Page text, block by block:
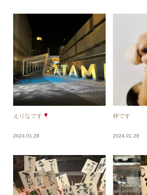
えりなです
2024.01.28
梓です
2024.01.28